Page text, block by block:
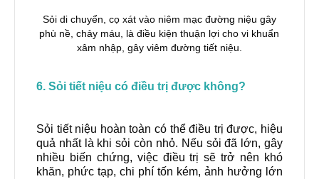
Sỏi di chuyển, cọ xát vào niêm mạc đường niệu gây
phù nề, chảy máu, là điều kiện thuận lợi cho vi khuẩn
xâm nhập, gây viêm đường tiết niệu.
6. Sỏi tiết niệu có điều trị được không?
Sỏi tiết niệu hoàn toàn có thể điều trị được, hiệu
quả nhất là khi sỏi còn nhỏ. Nếu sỏi đã lớn, gây
nhiều biến chứng, việc điều trị sẽ trở nên khó
khăn, phức tạp, chi phí tốn kém, ảnh hưởng lớn